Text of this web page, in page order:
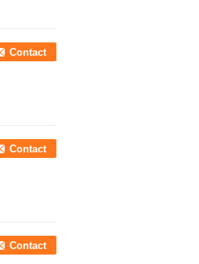
Contact
Contact
Contact